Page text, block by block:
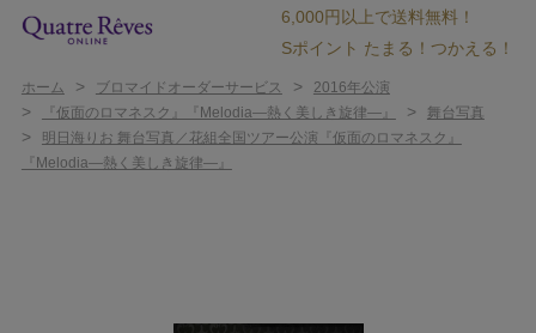
6,000円以上で送料無料！
Sポイント たまる！つかえる！
ホーム > ブロマイドオーダーサービス > 2016年公演
> 『仮面のロマネスク』『Melodia―熱く美しき旋律―』 > 舞台写真
>
明日海りお 舞台写真／花組全国ツアー公演『仮面のロマネスク』
『Melodia―熱く美しき旋律―』